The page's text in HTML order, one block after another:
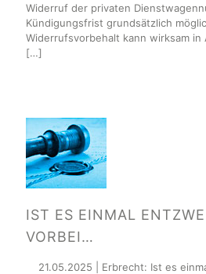
Widerruf der privaten
Kündigungsfrist grundsätzlich
Widerrufsvorbehalt kann wirksam in
[…]
IST ES EINMAL
VORBEI…
21.05.2025 | Erbrecht: Ist es